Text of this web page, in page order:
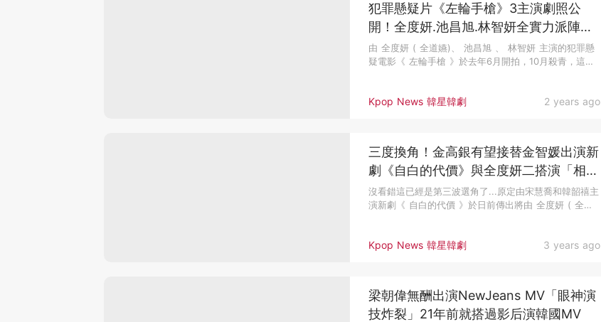
Kpop News 韓星韓劇 2 years ago
犯罪懸疑片《左輪手槍》3主演劇照公
開！全度妍.池昌旭.林智妍全實力派陣
容，話題預定~
由 全度妍 ( 全道嬿)、 池昌旭 、 林智妍 主演的犯罪懸
疑電影《 左輪手槍 》於去年6月開拍，10月殺青，這全
Kpop News 韓星韓劇 3 years ago
三度換角！金高銀有望接替金智媛出演新
劇《自白的代價》與全度妍二搭演「相知
相惜」的姐妹
沒看錯這已經是第三波選角了...原定由宋慧喬和韓韶禧主
演新劇《 自白的代價 》於日前傳出將由 全度妍 ( 全道
梁朝偉無酬出演NewJeans MV「眼神演
技炸裂」21年前就搭過影后演韓國MV